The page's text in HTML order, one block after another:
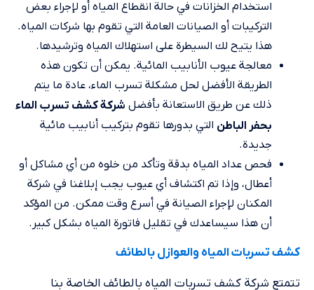
استخدام الخزانات في حالة انقطاع المياه أو لإجراء بعض
التركيبات أو الصيانات العامة التي تقوم بها شركات المياه.
هذا يتيح لك السيطرة على استهلاك المياه وترشيدها.
معالجة عيوب الأنابيب المائية. يمكن أن تكون هذه
الطريقة الأفضل لحل مشكلة تسرب الماء، عادة ما يتم
ذلك عن طريق الاستعانة بأفضل شركة كشف تسرب الماء
بحفر الباطن التي بدورها تقوم بتركيب أنابيب مائية
جديدة.
فحص عداد المياه بدقة وتأكد من خلوه من أي مشاكل أو
أعطال، وإذا تم اكتشاف أي عيوب يجب إبلاغنا في شركة
المكنان لإجراء الصيانة في أسرع وقت ممكن. من المؤكد
أن هذا سيساعدك في تقليل فاتورة المياه بشكل كبير.
كشف تسربات المياه والعوازل بالطائف
تتمتع شركة كشف تسربات المياه بالطائف الخاصة بنا